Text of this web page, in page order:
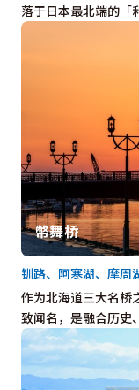
落于日本最北端的
幣舞桥
作为北海道三大名
致闻名，是融合历
钏路、阿寒湖、摩周